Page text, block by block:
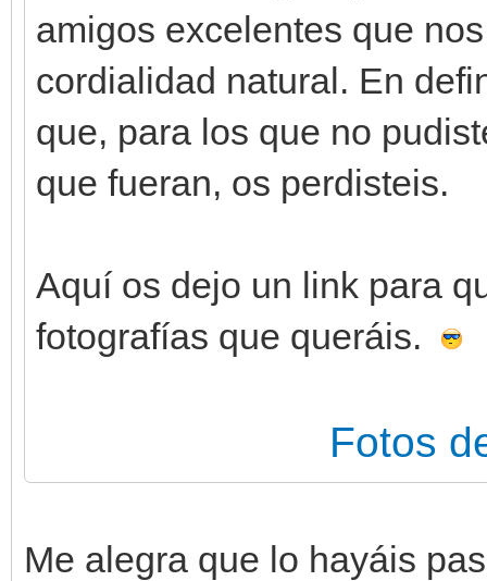
amigos excelentes que
cordialidad natural. En
que, para los que no
que fueran, os perdisteis.
Aquí os dejo un link para
fotografías que queráis.
Fotos
Me alegra que lo hayáis